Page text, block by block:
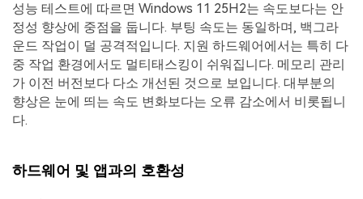
성능 테스트에 따르면 Windows 11 25H2는 속도보다는 안
정성 향상에 중점을 둡니다. 부팅 속도는 동일하며, 백그라
운드 작업이 덜 공격적입니다. 지원 하드웨어에서는 특히 다
중 작업 환경에서도 멀티태스킹이 쉬워집니다. 메모리 관리
가 이전 버전보다 다소 개선된 것으로 보입니다. 대부분의
향상은 눈에 띄는 속도 변화보다는 오류 감소에서 비롯됩니
다.
하드웨어 및 앱과의 호환성